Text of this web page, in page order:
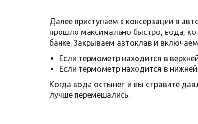
Далее приступаем к консервации в
прошло максимально быстро, вода,
банке. Закрываем автоклав и
Если термометр находится в
Если термометр находится в
Когда вода остынет и вы стравите
лучше перемешались.